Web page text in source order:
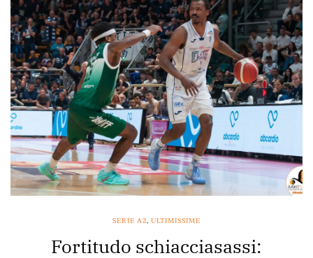
SERIE A2, ULTIMISSIME
Fortitudo schiacciasassi: